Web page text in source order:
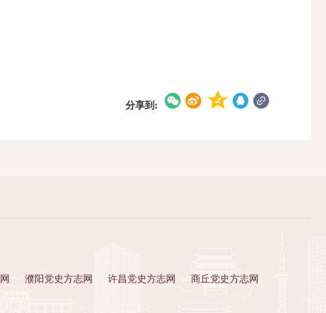
分享到:
濮阳党史方志网 许昌党史方志网 商丘党史方志网